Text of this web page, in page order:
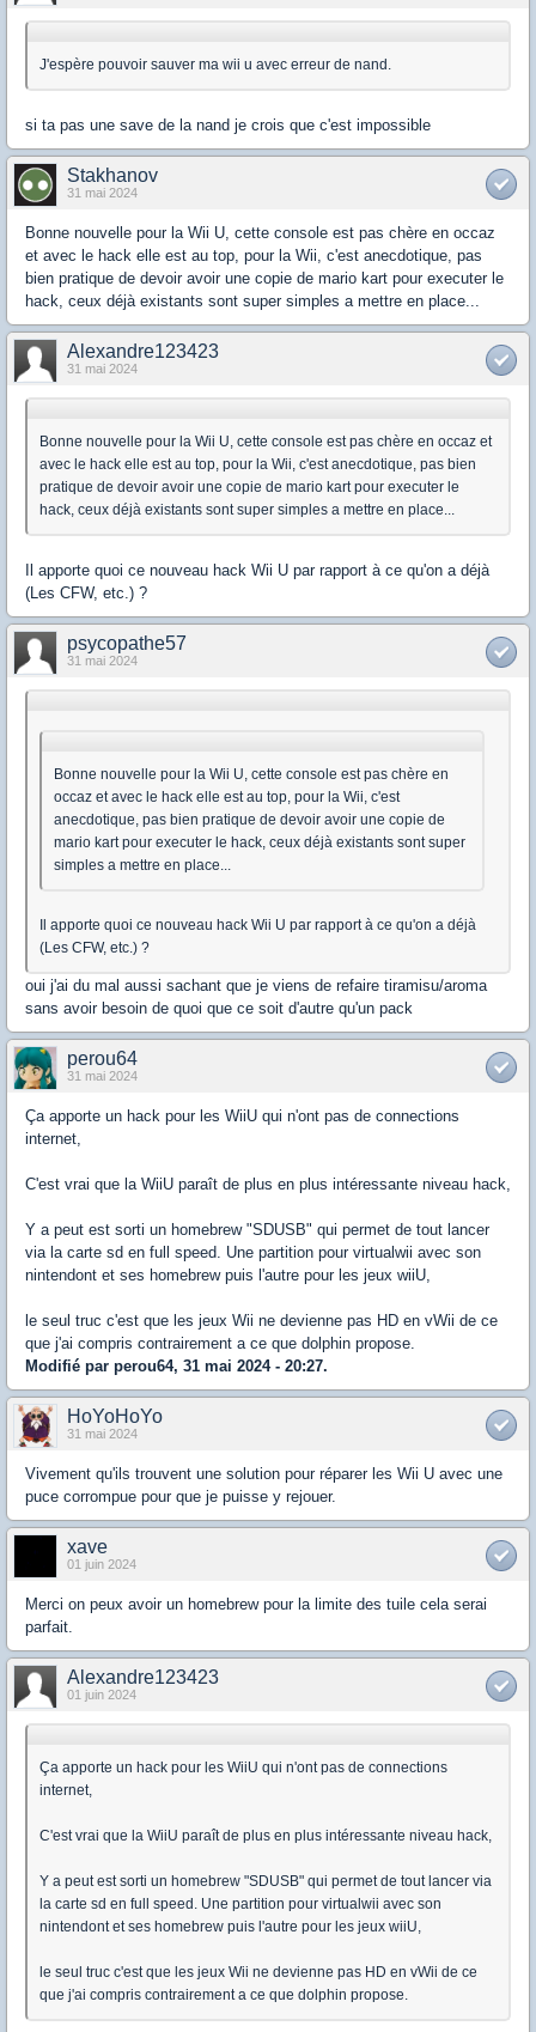
J'espère pouvoir sauver ma wii u avec erreur de nand.
si ta pas une save de la nand je crois que c'est impossible
Stakhanov
31 mai 2024
Bonne nouvelle pour la Wii U, cette console est pas chère en occaz
et avec le hack elle est au top, pour la Wii, c'est anecdotique, pas
bien pratique de devoir avoir une copie de mario kart pour executer le
hack, ceux déjà existants sont super simples a mettre en place...
Alexandre123423
31 mai 2024
Bonne nouvelle pour la Wii U, cette console est pas chère en occaz et
avec le hack elle est au top, pour la Wii, c'est anecdotique, pas bien
pratique de devoir avoir une copie de mario kart pour executer le
hack, ceux déjà existants sont super simples a mettre en place...
Il apporte quoi ce nouveau hack Wii U par rapport à ce qu'on a déjà
(Les CFW, etc.) ?
psycopathe57
31 mai 2024
Bonne nouvelle pour la Wii U, cette console est pas chère en
occaz et avec le hack elle est au top, pour la Wii, c'est
anecdotique, pas bien pratique de devoir avoir une copie de
mario kart pour executer le hack, ceux déjà existants sont super
simples a mettre en place...
Il apporte quoi ce nouveau hack Wii U par rapport à ce qu'on a déjà
(Les CFW, etc.) ?
oui j'ai du mal aussi sachant que je viens de refaire tiramisu/aroma
sans avoir besoin de quoi que ce soit d'autre qu'un pack
perou64
31 mai 2024
Ça apporte un hack pour les WiiU qui n'ont pas de connections
internet,
C'est vrai que la WiiU paraît de plus en plus intéressante niveau hack,
Y a peut est sorti un homebrew "SDUSB" qui permet de tout lancer
via la carte sd en full speed. Une partition pour virtualwii avec son
nintendont et ses homebrew puis l'autre pour les jeux wiiU,
le seul truc c'est que les jeux Wii ne devienne pas HD en vWii de ce
que j'ai compris contrairement a ce que dolphin propose.
Modifié par perou64, 31 mai 2024 - 20:27.
HoYoHoYo
31 mai 2024
Vivement qu'ils trouvent une solution pour réparer les Wii U avec une
puce corrompue pour que je puisse y rejouer.
xave
01 juin 2024
Merci on peux avoir un homebrew pour la limite des tuile cela serai
parfait.
Alexandre123423
01 juin 2024
Ça apporte un hack pour les WiiU qui n'ont pas de connections
internet,
C'est vrai que la WiiU paraît de plus en plus intéressante niveau hack,
Y a peut est sorti un homebrew "SDUSB" qui permet de tout lancer via
la carte sd en full speed. Une partition pour virtualwii avec son
nintendont et ses homebrew puis l'autre pour les jeux wiiU,
le seul truc c'est que les jeux Wii ne devienne pas HD en vWii de ce
que j'ai compris contrairement a ce que dolphin propose.